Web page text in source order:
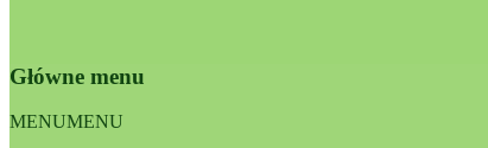
Główne menu
MENUMENU